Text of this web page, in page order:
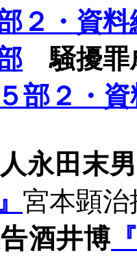
２・資料
騒擾罪
部２・資
田末男
宮本顕治
井博